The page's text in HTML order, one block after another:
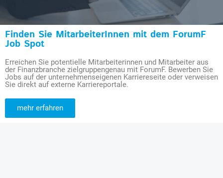
Finden Sie MitarbeiterInnen mit dem ForumF
Job Spot
Erreichen Sie potentielle Mitarbeiterinnen und Mitarbeiter aus
der Finanzbranche zielgruppengenau mit ForumF. Bewerben Sie
Jobs auf der unternehmenseigenen Karriereseite oder verweisen
Sie direkt auf externe Karriereportale.
mehr erfahren